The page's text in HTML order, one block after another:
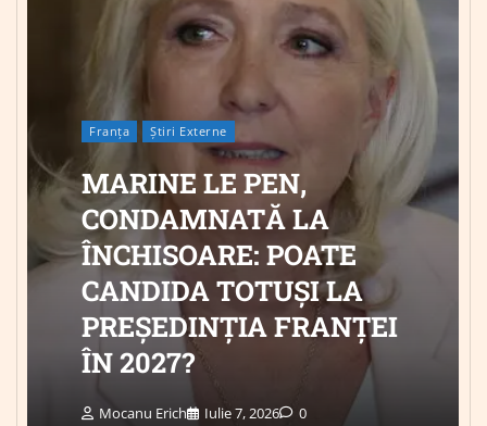
Franța Știri Externe
MARINE LE PEN,
CONDAMNATĂ LA
ÎNCHISOARE: POATE
CANDIDA TOTUȘI LA
PREȘEDINȚIA FRANȚEI
ÎN 2027?
Mocanu Erich Iulie 7, 2026 0